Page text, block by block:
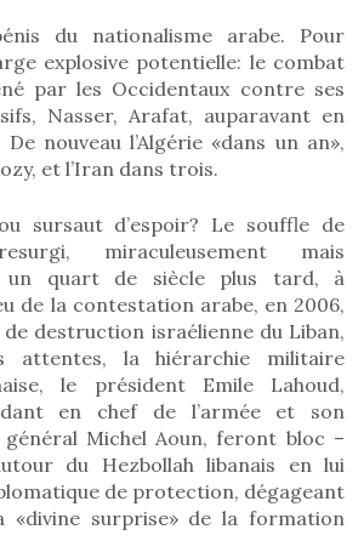
du nationalisme arabe. Pour
explosive potentielle: le combat
par les Occidentaux contre ses
Nasser, Arafat, auparavant en
nouveau l’Algérie «dans un an»,
et l’Iran dans trois.
sursaut d’espoir? Le souffle de
miraculeusement mais
un quart de siècle plus tard, à
de la contestation arabe, en 2006,
destruction israélienne du Liban,
attentes, la hiérarchie militaire
le président Emile Lahoud,
en chef de l’armée et son
général Michel Aoun, feront bloc –
du Hezbollah libanais en lui
de protection, dégageant
«divine surprise» de la formation